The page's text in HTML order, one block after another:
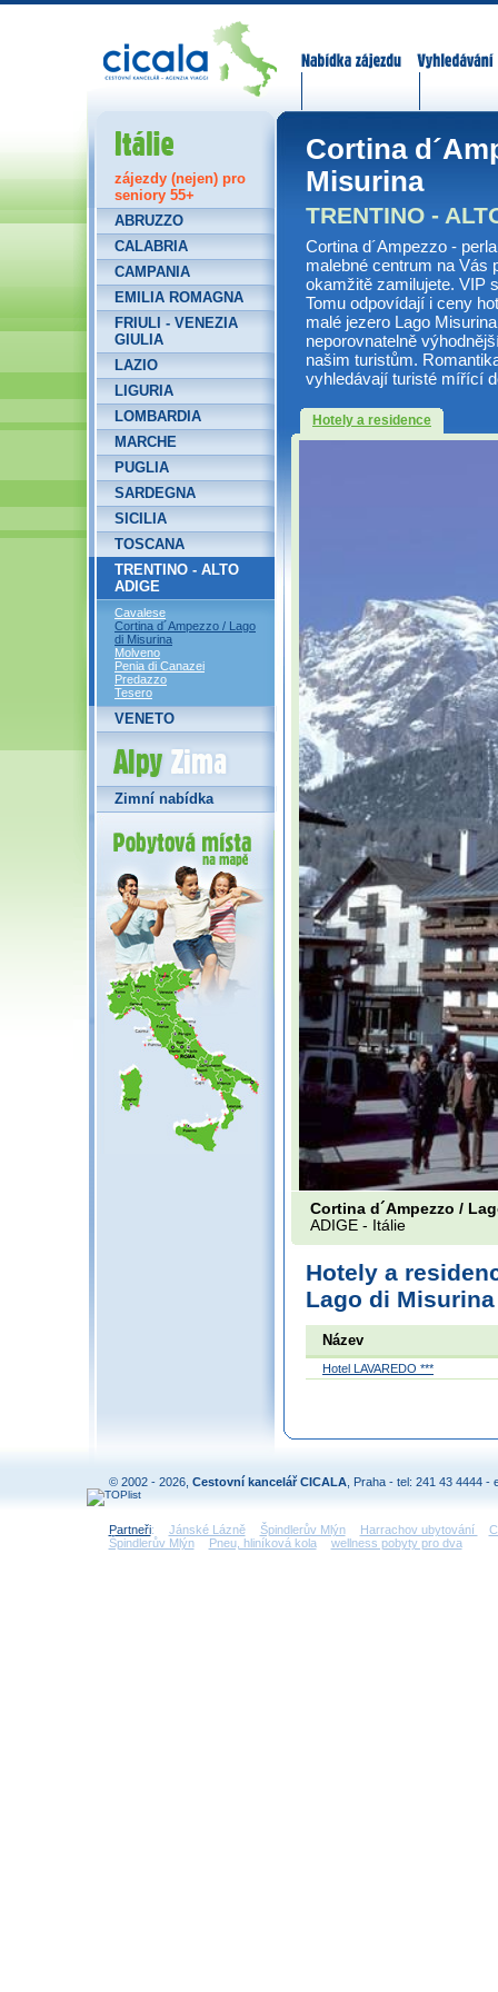
Cortina
Misurina
TRENTINO -
Cortina d´Ampezzo -
malebné centrum na Vás
okamžitě zamilujete. VIP
Tomu odpovídají i ceny
malé jezero Lago
neporovnatelně
našim turistům.
vyhledávají turisté mířící
Hotely a residence
Cortina d´Ampezzo /
ADIGE - Itálie
Hotely a
Lago di Misurina
Název
Hotel LAVAREDO ***
Itálie
zájezdy (nejen) pro
seniory 55+
ABRUZZO
CALABRIA
CAMPANIA
EMILIA ROMAGNA
FRIULI - VENEZIA
GIULIA
LAZIO
LIGURIA
LOMBARDIA
MARCHE
PUGLIA
SARDEGNA
SICILIA
TOSCANA
TRENTINO - ALTO
ADIGE
Cavalese
Cortina d´Ampezzo / Lago
di Misurina
Molveno
Penia di Canazei
Predazzo
Tesero
VENETO
Alpy Zima
Zimní nabídka
© 2002 - 2026, Cestovní kancelář CICALA , Praha - tel: 241 43 4444 -
Partneři: Jánské Lázně Špindlerův Mlýn Harrachov ubytování
Špindlerův Mlýn
Pneu, hliníková kola wellness pobyty pro dva